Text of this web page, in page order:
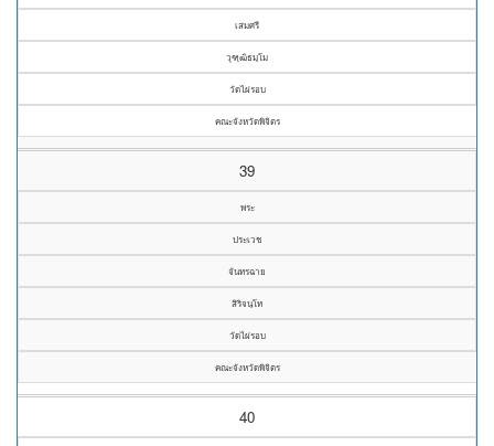
เสมศรี
วุฑฺฒิธมฺโม
วัดไผ่รอบ
คณะจังหวัดพิจิตร
39
พระ
ประเวช
จันทรฉาย
สิริจนฺโท
วัดไผ่รอบ
คณะจังหวัดพิจิตร
40